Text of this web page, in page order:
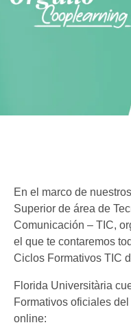
En el marco de
Superior de área de
Comunicación – TIC,
el que te contaremos
Ciclos Formativos TIC
Florida Universitària
Formativos oficiales
online: